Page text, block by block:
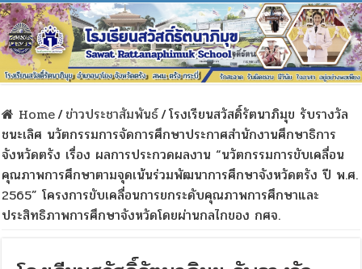
Home/ข่าวประชาสัมพันธ์/โรงเรียนสวัสดิ์รัตนาภิมุข รับรางวัล
ชนะเลิศ นวัตกรรมการจัดการศึกษาประกาศสำนักงานศึกษาธิการ
จังหวัดตรัง เรื่อง ผลการประกวดผลงาน “นวัตกรรมการขับเคลื่อน
คุณภาพการศึกษาตามจุดเน้นร่วมพัฒนาการศึกษาจังหวัดตรัง ปี พ.ศ.
2565” โครงการขับเคลื่อนการยกระดับคุณภาพการศึกษาและ
ประสิทธิภาพการศึกษาจังหวัดโดยผ่านกลไกของ กศจ.